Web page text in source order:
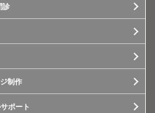
診
制作
ポート